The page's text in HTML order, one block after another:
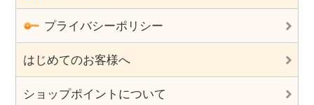
プライバシーポリシー
はじめてのお客様へ
ショップポイントについて